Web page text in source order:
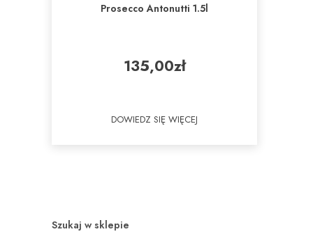
Prosecco Antonutti 1.5l
135,00zł
DOWIEDZ SIĘ WIĘCEJ
Szukaj w sklepie